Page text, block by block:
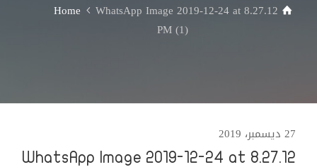
Home
WhatsApp Image 2019-12-24 at 8.27.12
PM (1)
27 ديسمبر، 2019
WhatsApp Image 2019-12-24 at 8.27.12